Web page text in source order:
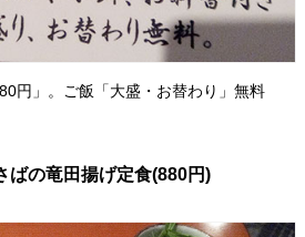
円」。ご飯「大盛・お替わり」無料
ばの竜田揚げ定食(880円)